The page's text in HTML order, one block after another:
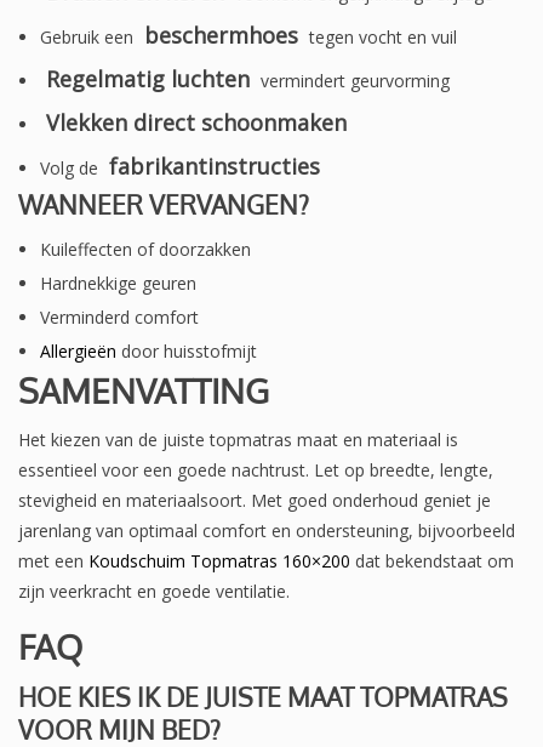
Gebruik een
beschermhoes tegen vocht en vuil
Regelmatig luchten vermindert geurvorming
Vlekken direct schoonmaken
Volg de fabrikantinstructies
WANNEER VERVANGEN?
Kuileffecten of doorzakken
Hardnekkige geuren
Verminderd comfort
Allergieën door huisstofmijt
SAMENVATTING
Het kiezen van de juiste topmatras maat en materiaal is
essentieel voor een goede nachtrust. Let op breedte, lengte,
stevigheid en materiaalsoort. Met goed onderhoud geniet je
jarenlang van optimaal comfort en ondersteuning, bijvoorbeeld
met een Koudschuim Topmatras 160×200 dat bekendstaat om
zijn veerkracht en goede ventilatie.
FAQ
HOE KIES IK DE JUISTE MAAT TOPMATRAS
VOOR MIJN BED?